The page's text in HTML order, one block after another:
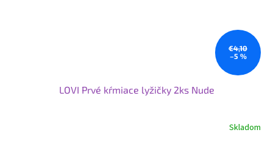
€4,10
–5 %
LOVI Prvé kŕmiace lyžičky 2ks Nude
Skladom